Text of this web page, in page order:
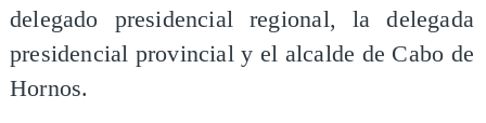
delegado presidencial regional, la delegada
presidencial provincial y el alcalde de Cabo de
Hornos.